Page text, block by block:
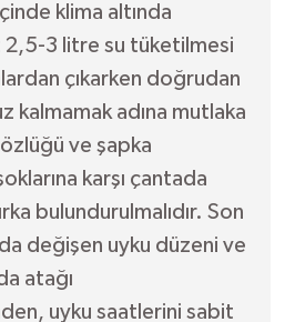
klima altında
2,5-3 litre su tüketilmesi
çıkarken doğrudan
kalmamak adına mutlaka
ve şapka
şoklarına karşı çantada
bulundurulmalıdır. Son
değişen uyku düzeni ve
atağı
uyku saatlerini sabit